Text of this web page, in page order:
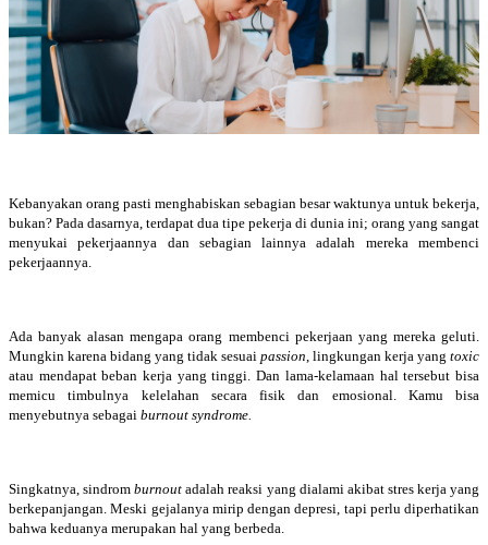
Kebanyakan orang pasti menghabiskan sebagian besar waktunya untuk bekerja,
bukan? Pada dasarnya, terdapat dua tipe pekerja di dunia ini; orang yang sangat
menyukai pekerjaannya dan sebagian lainnya adalah mereka membenci
pekerjaannya.
Ada banyak alasan mengapa orang membenci pekerjaan yang mereka geluti.
Mungkin karena bidang yang tidak sesuai passion , lingkungan kerja yang toxic
atau mendapat beban kerja yang tinggi. Dan lama-kelamaan hal tersebut bisa
memicu timbulnya kelelahan secara fisik dan emosional. Kamu bisa
menyebutnya sebagai burnout syndrome.
Singkatnya, sindromburnout adalah reaksi yang dialami akibat stres kerja yang
berkepanjangan. Meski gejalanya mirip dengan depresi, tapi perlu diperhatikan
bahwa keduanya merupakan hal yang berbeda.